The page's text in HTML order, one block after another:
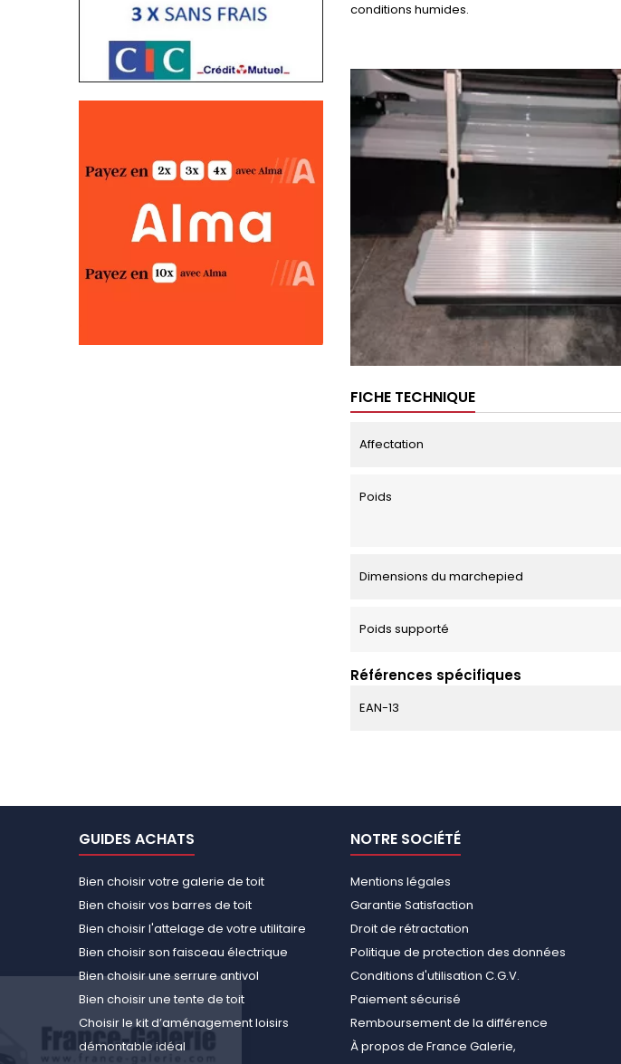
conditions humides.
FICHE TECHNIQUE
Affectation
Poids
Dimensions du marchepied
Poids supporté
Références spécifiques
EAN-13
GUIDES ACHATS
Bien choisir votre galerie de toit
Bien choisir vos barres de toit
Bien choisir l'attelage de votre utilitaire
Bien choisir son faisceau électrique
Bien choisir une serrure antivol
Bien choisir une tente de toit
Choisir le kit d’aménagement loisirs
démontable idéal
NOTRE SOCIÉTÉ
Mentions légales
Garantie Satisfaction
Droit de rétractation
Politique de protection des données
Conditions d'utilisation C.G.V.
Paiement sécurisé
Remboursement de la différence
À propos de France Galerie,